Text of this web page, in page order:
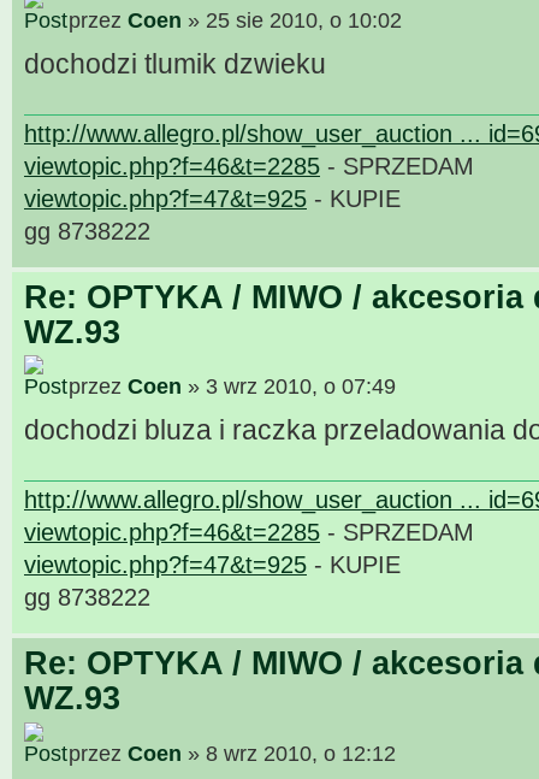
przez Coen » 25 sie 2010, o 10:02
dochodzi tlumik dzwieku
http://www.allegro.pl/show_user_auction ...
viewtopic.php?f=46&t=2285 - SPRZEDAM
viewtopic.php?f=47&t=925 - KUPIE
gg 8738222
Re: OPTYKA / MIWO / akcesoria
WZ.93
przez Coen » 3 wrz 2010, o 07:49
dochodzi bluza i raczka przeladowania
http://www.allegro.pl/show_user_auction ...
viewtopic.php?f=46&t=2285 - SPRZEDAM
viewtopic.php?f=47&t=925 - KUPIE
gg 8738222
Re: OPTYKA / MIWO / akcesoria
WZ.93
przez Coen » 8 wrz 2010, o 12:12